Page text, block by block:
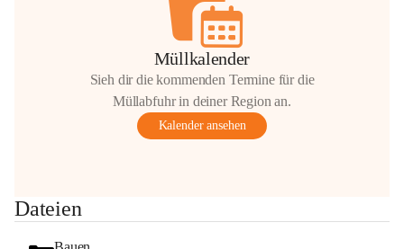
anrainer-service@omv.com
Bei Fragen, Anliegen oder Beschwerden.
Die OMV wird im Zuge von
Müllkalender
Sieh dir die kommenden Termine für die
Müllabfuhr in deiner Region an.
Kalender ansehen
Dateien